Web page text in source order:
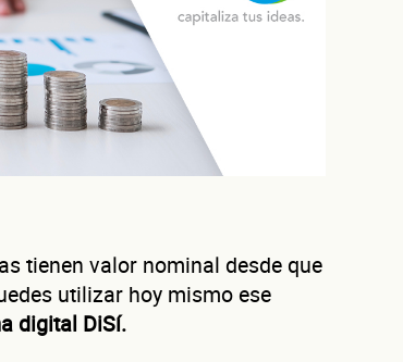
tienen valor nominal desde que
utilizar hoy mismo ese
digital DiSí.